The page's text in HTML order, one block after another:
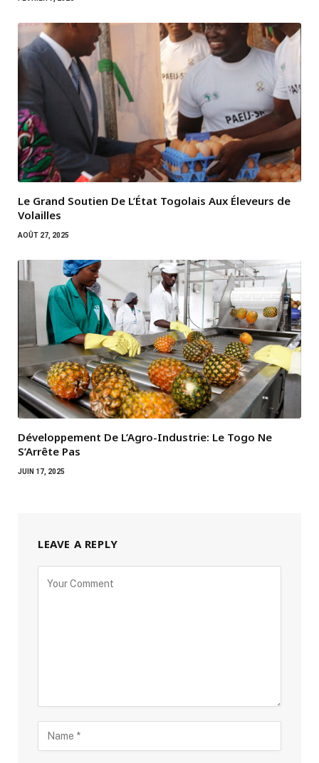
Le Grand Soutien De L’État Togolais Aux Éleveurs de
Volailles
AOÛT 27, 2025
Développement De L’Agro-Industrie: Le Togo Ne
S’Arrête Pas
JUIN 17, 2025
LEAVE A REPLY